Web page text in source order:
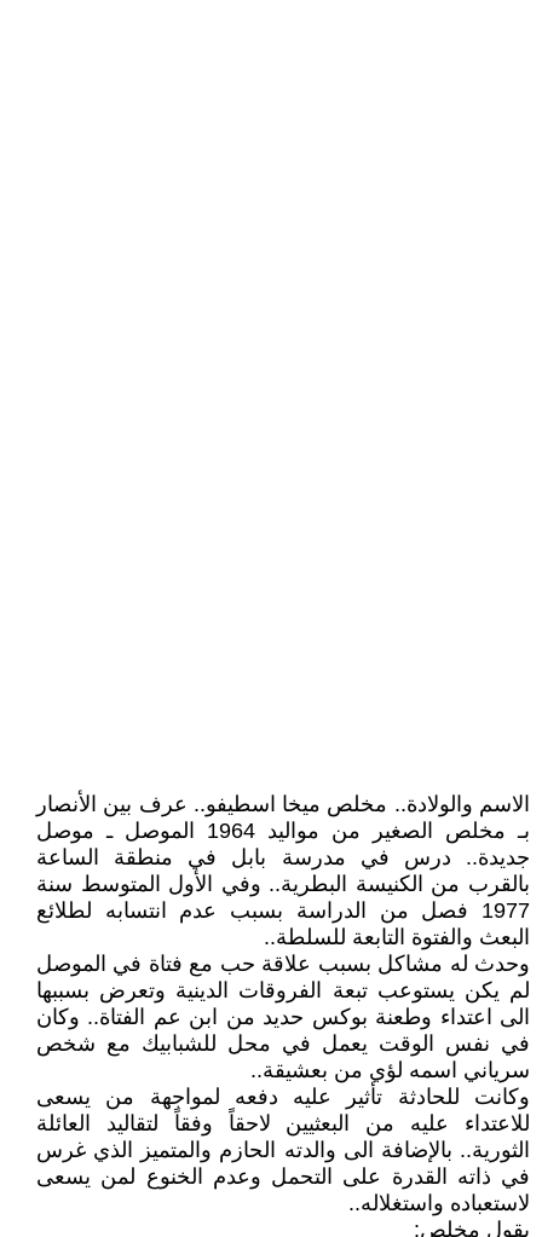
الاسم والولادة.. مخلص ميخا اسطيفو.. عرف بين الأنصار
بـ مخلص الصغير من مواليد 1964 الموصل ـ موصل
جديدة.. درس في مدرسة بابل في منطقة الساعة
بالقرب من الكنيسة البطرية.. وفي الأول المتوسط سنة
1977 فصل من الدراسة بسبب عدم انتسابه لطلائع
البعث والفتوة التابعة للسلطة..
وحدث له مشاكل بسبب علاقة حب مع فتاة في الموصل
لم يكن يستوعب تبعة الفروقات الدينية وتعرض بسببها
الى اعتداء وطعنة بوكس حديد من ابن عم الفتاة.. وكان
في نفس الوقت يعمل في محل للشبابيك مع شخص
سرياني اسمه لؤي من بعشيقة..
وكانت للحادثة تأثير عليه دفعه لمواجهة من يسعى
للاعتداء عليه من البعثيين لاحقاً وفقاً لتقاليد العائلة
الثورية.. بالإضافة الى والدته الحازم والمتميز الذي غرس
في ذاته القدرة على التحمل وعدم الخنوع لمن يسعى
لاستعباده واستغلاله..
يقول مخلص: